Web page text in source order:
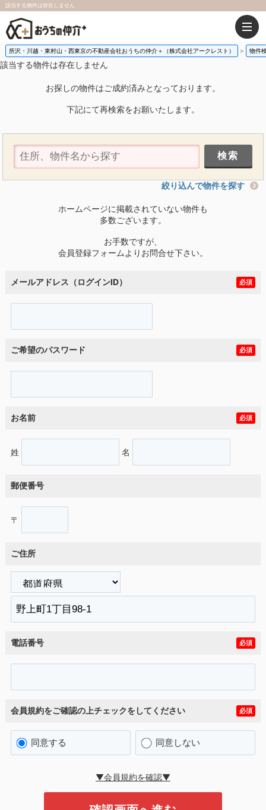
該当する物件は存在しません
所沢・川越・東村山・西東京の不動産会社おうちの仲介＋（株式会社アークレスト） 物件
該当する物件は存在しません
お探しの物件はご成約済みとなっております。
下記にて再検索をお願いたします。
絞り込んで物件を探す
ホームページに掲載されていない物件も
多数ございます。
お手数ですが、
会員登録フォームよりお問合せ下さい。
メールアドレス（ログインID） 必須
ご希望のパスワード 必須
お名前 必須
姓 名
郵便番号
〒
ご住所
電話番号 必須
会員規約をご確認の上チェックをしてください 必須
同意する 同意しない
▼会員規約を確認▼